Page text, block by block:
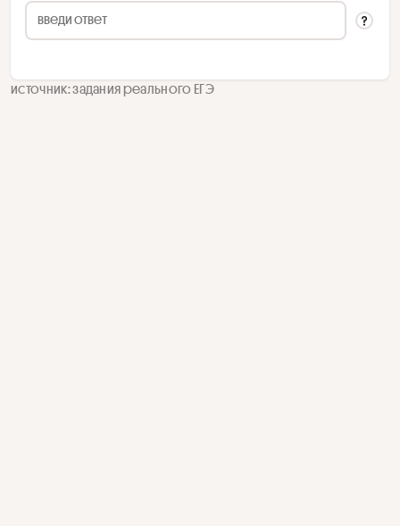
источник: задания реального ЕГЭ